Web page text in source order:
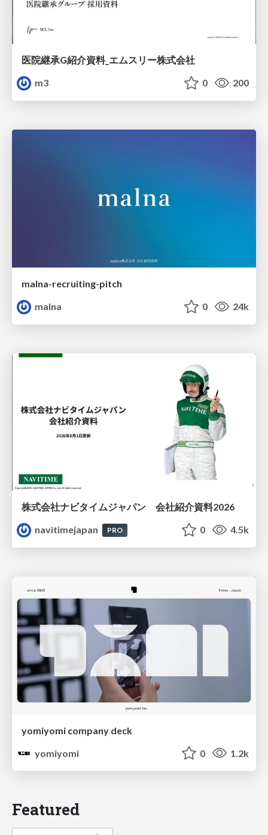
医院継承G紹介資料_エムスリー株式会社
m3
0 200
malna-recruiting-pitch
malna
0 24k
株式会社ナビタイムジャパン 会社紹介資料2026
navitimejapan
PRO 0 4.5k
yomiyomi company deck
yomiyomi
0 1.2k
Featured